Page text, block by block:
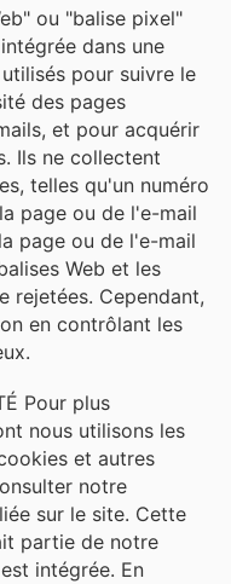
ou "balise pixel"
dans une
pour suivre le
des pages
et pour acquérir
Ils ne collectent
telles qu'un numéro
page ou de l'e-mail
page ou de l'e-mail
Web et les
rejetées. Cependant,
en contrôlant les
Pour plus
nous utilisons les
et autres
notre
sur le site. Cette
partie de notre
intégrée. En